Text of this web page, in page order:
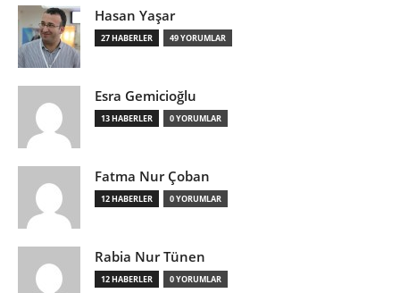
Hasan Yaşar
27 HABERLER 49 YORUMLAR
Esra Gemicioğlu
13 HABERLER 0 YORUMLAR
Fatma Nur Çoban
12 HABERLER 0 YORUMLAR
Rabia Nur Tünen
12 HABERLER 0 YORUMLAR